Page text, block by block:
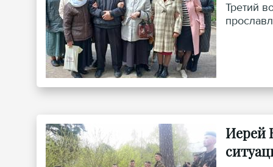
Третий
Иерей